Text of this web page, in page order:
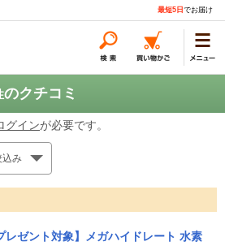
最短5日 でお届け
のクチコミ
グインが必要です。
込み
レゼント対象】メガハイドレート 水素